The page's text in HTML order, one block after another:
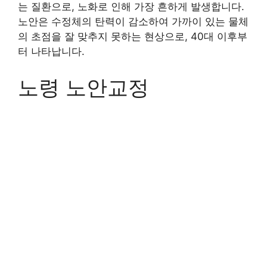
는 질환으로, 노화로 인해 가장 흔하게 발생합니다.
노안은 수정체의 탄력이 감소하여 가까이 있는 물체
의 초점을 잘 맞추지 못하는 현상으로, 40대 이후부
터 나타납니다.
노령 노안교정